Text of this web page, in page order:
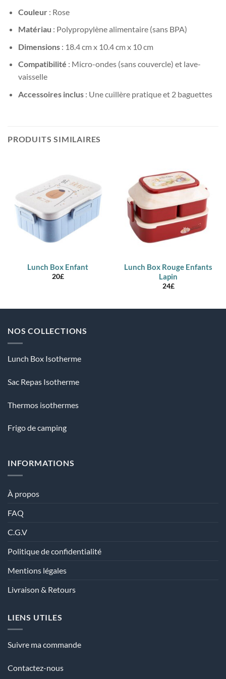
Couleur: Rose
Matériau : Polypropylène alimentaire (sans BPA)
Dimensions: 18.4 cm x 10.4 cm x 10 cm
Compatibilité : Micro-ondes (sans couvercle) et lave-
vaisselle
Accessoires inclus: Une cuillère pratique et 2 baguettes
PRODUITS SIMILAIRES
Lunch Box Enfant
20£
Lunch Box Rouge Enfants
Lapin
24£
NOS COLLECTIONS
Lunch Box Isotherme
Sac Repas Isotherme
Thermos isothermes
Frigo de camping
INFORMATIONS
À propos
FAQ
C.G.V
Politique de confidentialité
Mentions légales
Livraison & Retours
LIENS UTILES
Suivre ma commande
Contactez-nous